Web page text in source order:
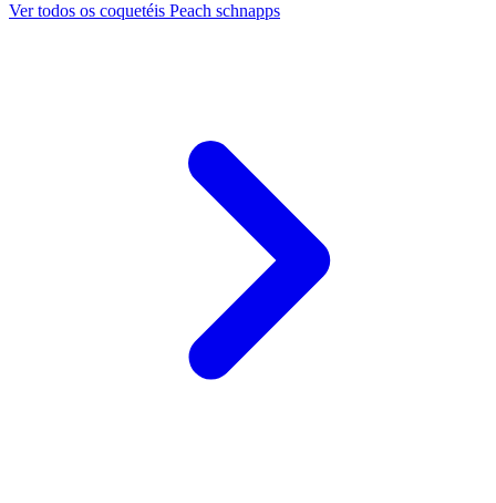
Ver todos os coquetéis Peach schnapps